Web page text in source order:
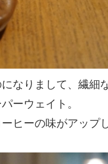
なりまして、繊細
ーウェイト。
ヒーの味がアップ